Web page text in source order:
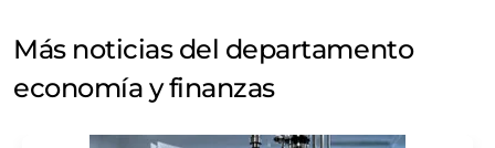
Más noticias del departamento
economía y finanzas